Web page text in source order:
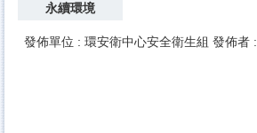
永續環境
發佈單位 : 環安衛中心安全衛生組 發佈者 :